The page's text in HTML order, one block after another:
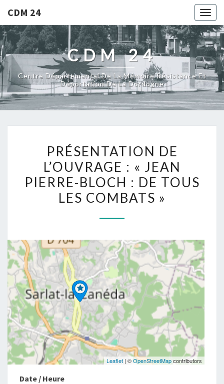
CDM 24
CDM 24
Centre Départemental De La Mémoire Résistance Et
Déportation De La Dordogne
DE
L’OUVRAGE
:
« JEAN
BLOCH
DE
TOUS
LES
COMBATS »
PRÉSENTATION DE
L’OUVRAGE : « JEAN
PIERRE-BLOCH : DE TOUS
LES COMBATS »
Leaflet | ©OpenStreetMapcontributors
Date / Heure